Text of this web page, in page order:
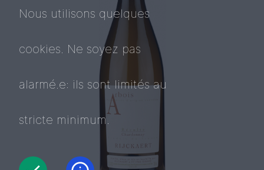
Nous utilisons quelques
cookies. Ne soyez pas
alarmé.e: ils sont limités au
stricte minimum.